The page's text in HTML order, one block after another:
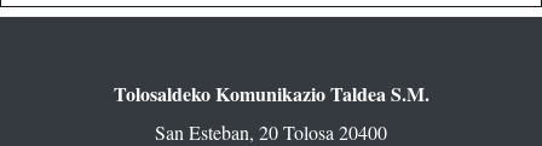
Tolosaldeko Komunikazio Taldea S.M.
San Esteban, 20 Tolosa 20400